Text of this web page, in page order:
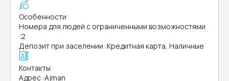
Особенности
Номера для людей с ограниченными возможностями
:2
Депозит при заселении :Кредитная карта, Наличные
Контакты
Адрес :Ajman